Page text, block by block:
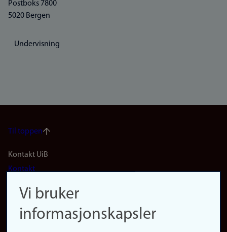
Postboks 7800
5020 Bergen
Undervisning
Til toppen
Footer
(no)
Kontakt UiB
Kontakt
Finn forsker
Presse
Vi bruker
informasjonskapsler